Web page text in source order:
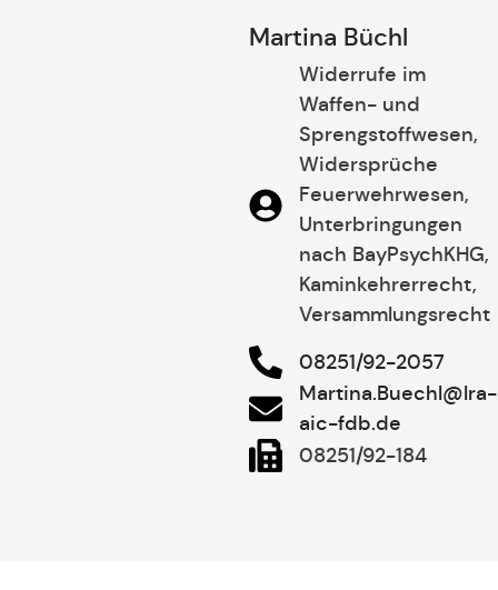
Martina Büchl
Widerrufe im
Waffen- und
Sprengstoffwesen,
Widersprüche
Feuerwehrwesen,
Unterbringungen
nach BayPsychKHG,
Kaminkehrerrecht,
Versammlungsrecht
08251/92-2057
Martina.Buechl@lra-
aic-fdb.de
08251/92-184